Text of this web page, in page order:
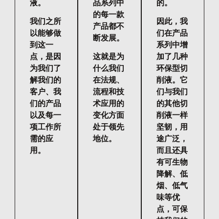
液。
我们之所
以能够做
到这一
点，是因
为我们了
解我们的
客户、我
们的产品
以及每一
项工作所
需的应
用。
品系列中
的每一款
产品都不
断发展。
这就是为
什么我们
在法规、
流程和技
术应用的
变化方面
处于领先
地位。
的。
因此，我
们在产品
系列中增
加了几种
环保型切
削液。它
们与我们
的其他切
削液一样
坚韧，用
途广泛，
而且还具
有可生物
降解、低
烟、低气
味等优
点，可保